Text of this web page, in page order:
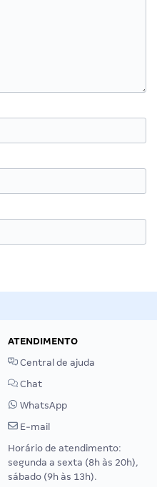
ATENDIMENTO
Central de ajuda
Chat
WhatsApp
E-mail
Horário de atendimento:
segunda a sexta (8h às 20h),
sábado (9h às 13h).